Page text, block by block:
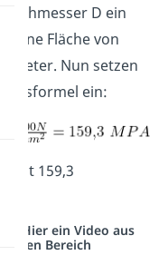
D ein
eine Fläche von
Nun setzen
ein:
159,3
Hier ein Video aus
Bereich